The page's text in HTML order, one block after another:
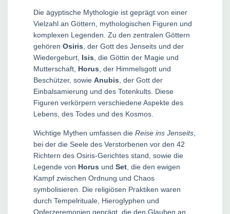
Die ägyptische Mythologie ist geprägt von einer
Vielzahl an Göttern, mythologischen Figuren und
komplexen Legenden. Zu den zentralen Göttern
gehören Osiris , der Gott des Jenseits und der
Wiedergeburt, Isis , die Göttin der Magie und
Mutterschaft, Horus , der Himmelsgott und
Beschützer, sowie Anubis , der Gott der
Einbalsamierung und des Totenkults. Diese
Figuren verkörpern verschiedene Aspekte des
Lebens, des Todes und des Kosmos.
Wichtige Mythen umfassen die Reise ins Jenseits
bei der die Seele des Verstorbenen vor den 42
Richtern des Osiris-Gerichtes stand, sowie die
Legende von Horus und Set , die den ewigen
Kampf zwischen Ordnung und Chaos
symbolisieren. Die religiösen Praktiken waren
durch Tempelrituale, Hieroglyphen und
Opferzeremonien geprägt, die den Glauben an